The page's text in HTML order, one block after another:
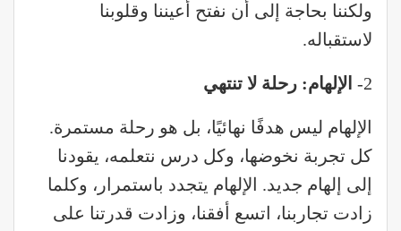
ولكننا بحاجة إلى أن نفتح أعيننا وقلوبنا
لاستقباله.
2- الإلهام: رحلة لا تنتهي
الإلهام ليس هدفًا نهائيًا، بل هو رحلة مستمرة.
كل تجربة نخوضها، وكل درس نتعلمه، يقودنا
إلى إلهام جديد. الإلهام يتجدد باستمرار، وكلما
زادت تجاربنا، اتسع أفقنا، وزادت قدرتنا على